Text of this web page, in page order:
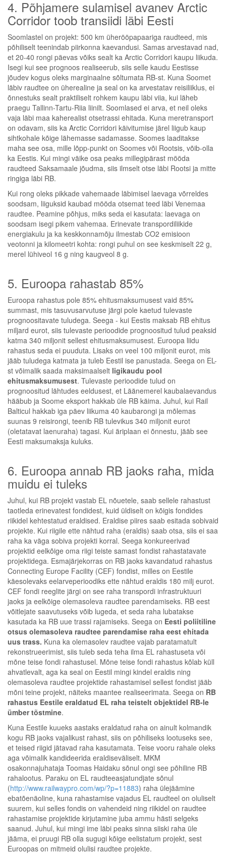
4. Põhjamere sulamisel avanev Arctic
Corridor toob transiidi läbi Eesti
Soomlastel on projekt: 500 km üherööpapaariga raudteed, mis
põhiliselt teenindab piirkonna kaevandusi. Samas arvestavad nad,
et 20-40 rongi päevas võiks sealt ka Arctic Corridori kaupu liikuda.
Isegi kui see prognoos realiseerub, siis selle kaudu Eestisse
jõudev kogus oleks marginaalne sõltumata RB-st. Kuna Soomet
läbiv raudtee on üherealine ja seal on ka arvestatav reisiliiklus, ei
õnnestuks sealt praktiliselt rohkem kaupu läbi viia, kui läheb
praegu Tallinn-Tartu-Riia liinilt. Soomlased ei arva, et neil oleks
vaja läbi maa kaherealist otsetrassi ehitada. Kuna meretransport
on odavam, siis ka Arctic Corridori käivitumise järel liigub kaup
sihtkohale kõige lähemasse sadamasse. Soomes laaditakse
maha see osa, mille lõpp-punkt on Soomes või Rootsis, võib-olla
ka Eestis. Kui mingi väike osa peaks millegipärast mööda
raudteed Saksamaale jõudma, siis ilmselt otse läbi Rootsi ja mitte
ringiga läbi RB.
Kui rong oleks pikkade vahemaade läbimisel laevaga võrreldes
soodsam, liiguksid kaubad mööda otsemat teed läbi Venemaa
raudtee. Peamine põhjus, miks seda ei kasutata: laevaga on
soodsam isegi pikem vahemaa. Erinevate transpordiliikide
energiakulu ja ka keskkonnamõju ilmestab CO2 emisioon
veotonni ja kilomeetri kohta: rongi puhul on see keskmiselt 22 g,
merel lühiveol 16 g ning kaugveol 8 g.
5. Euroopa rahastab 85%
Euroopa rahastus pole 85% ehitusmaksumusest vaid 85%
summast, mis tasuvusarvutuse järgi pole kaetud tulevaste
prognoositavate tuludega. Seega - kui Eestis maksab RB ehitus
miljard eurot, siis tulevaste perioodide prognoositud tulud peaksid
katma 340 miljonit sellest ehitusmaksumusest. Euroopa liidu
rahastus seda ei puuduta. Lisaks on veel 100 miljonit eurot, mis
jääb tuludega katmata ja tuleb Eestil ise panustada. Seega on EL-
st võimalik saada maksimaalselt ligikaudu pool
ehitusmaksumusest. Tulevaste perioodide tulud on
prognoositud lähtudes eeldusest, et Läänemerel kaubalaevandus
hääbub ja Soome eksport hakkab üle RB käima. Juhul, kui Rail
Balticul hakkab iga päev liikuma 40 kaubarongi ja mõlemas
suunas 9 reisirongi, teenib RB tulevikus 340 miljonit eurot
(oletatavat laenuraha) tagasi. Kui äriplaan ei õnnestu, jääb see
Eesti maksumaksja kuluks.
6. Euroopa annab RB jaoks raha, mida
muidu ei tuleks
Juhul, kui RB projekt vastab EL nõuetele, saab sellele rahastust
taotleda erinevatest fondidest, kuid üldiselt on kõigis fondides
riikidel kehtestatud eraldised. Eraldise piires saab esitada sobivaid
projekte. Kui riigile ette nähtud raha (eraldis) saab otsa, siis ei saa
raha ka väga sobiva projekti korral. Seega konkureerivad
projektid eelkõige oma riigi teiste samast fondist rahastatavate
projektidega. Esmajärjekorras on RB jaoks kavandatud rahastus
Connecting Europe Facility (CEF) fondist, milles on Eestile
käesolevaks eelarveperioodiks ette nähtud eraldis 180 milj eurot.
CEF fondi reeglite järgi on see raha transpordi infrastruktuuri
jaoks ja eelkõige olemasoleva raudtee parendamiseks. RB eest
võitlejate saavutuseks võib lugeda, et seda raha lubatakse
kasutada ka RB uue trassi rajamiseks. Seega on Eesti poliitiline
otsus olemasoleva raudtee parendamise raha eest ehitada
uus trass. Kuna ka olemasolev raudtee vajab paratamatult
rekonstrueerimist, siis tuleb seda teha ilma EL rahastuseta või
mõne teise fondi rahastusel. Mõne teise fondi rahastus kõlab küll
ahvatlevalt, aga ka seal on Eestil mingi kindel eraldis ning
olemasoleva raudtee projektide rahastamisel sellest fondist jääb
mõni teine projekt, näiteks maantee realiseerimata. Seega on RB
rahastus Eestile eraldatud EL raha teistelt objektidel RB-le
ümber tõstmine.
Kuna Eestile kuueks aastaks eraldatud raha on ainult kolmandik
kogu RB jaoks vajalikust rahast, siis on põhiliseks lootuseks see,
et teised riigid jätavad raha kasutamata. Teise vooru rahale oleks
aga võimalik kandideerida eraldiseväliselt. MKM
osakonnajuhataja Toomas Haidaku sõnul ongi see põhiline RB
rahalootus. Paraku on EL raudteeasjatundjate sõnul
(http://www.railwaypro.com/wp/?p=11883) raha ülejäämine
ebatõenäoline, kuna rahastamise vajadus EL raudteel on oluliselt
suurem, kui selles fondis on vahendeid ning riikidel on raudtee
rahastamise projektide kirjutamine juba ammu hästi selgeks
saanud. Juhul, kui mingi ime läbi peaks sinna siiski raha üle
jääma, ei pruugi RB olla sugugi kõige eelistatum projekt, sest
Euroopas on mitmeid olulisi raudtee projekte.